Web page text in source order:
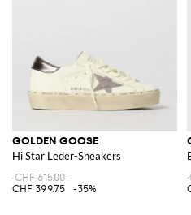
GOLDEN GOOSE
Hi Star Leder-Sneakers
CHF 615.00
CHF 399.75
-35%